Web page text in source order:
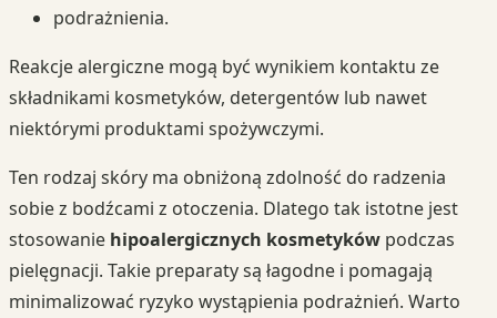
podrażnienia.
Reakcje alergiczne mogą być wynikiem kontaktu ze
składnikami kosmetyków, detergentów lub nawet
niektórymi produktami spożywczymi.
Ten rodzaj skóry ma obniżoną zdolność do radzenia
sobie z bodźcami z otoczenia. Dlatego tak istotne jest
stosowanie hipoalergicznych kosmetyków podczas
pielęgnacji. Takie preparaty są łagodne i pomagają
minimalizować ryzyko wystąpienia podrażnień. Warto